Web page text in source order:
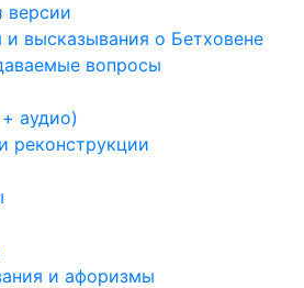
версии
и высказывания о Бетховене
вопросы
аудио)
реконструкции
и афоризмы